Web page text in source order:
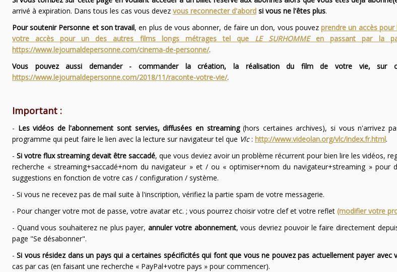
arrivé à expiration. Dans tous les cas vous devez vous reconnecter d'abordsi vous ne l'êtes plus.
Pour soutenir Personne et son travail, en plus de vous abonner, de faire un don, vous pouvezprendre un accès pour
votre accès pour un des autres films longs métrages tel que LE SURHOMMEen passant par la
https://www.lejournaldepersonne.com/cinema-de-personne/.
Vous pouvez aussi demander - commander la création, la réalisation du film de votre vie, sur
https://www.lejournaldepersonne.com/2018/11/raconte-votre-vie/.
Important :
- Les vidéos de l'abonnement sont servies, diffusées en streaming(hors certaines archives), si vous n'arrivez
programme qui peut faire le lien avec la lecture sur navigateur tel que Vlc: http://www.videolan.org/vlc/index.fr.html.
- Si votre flux streaming devait être saccadé, que vous deviez avoir un problème récurrent pour bien lire les vidéos,
recherche « streaming+saccadé+nom du navigateur » et / ou « optimiser+nom du navigateur+streaming »
suggestions en fonction de votre cas / configuration / système.
- Si vous ne recevez pas de mail suite à l'inscription, vérifiez la partie spam de votre messagerie.
- Pour changer votre mot de passe, votre avatar etc. ; vous pourrez choisir votre clef et votre reflet (modifier votre
- Quand vous souhaiterez ne plus payer,annuler votre abonnement, vous devriez pouvoir le faire directement
page "Se désabonner".
-Si vous résidez dans un pays qui a certaines spécificités qui font que vous ne pouvez pas actuellement payer avec
cas par cas (en faisant une recherche « PayPal+votre pays » pour commencer).